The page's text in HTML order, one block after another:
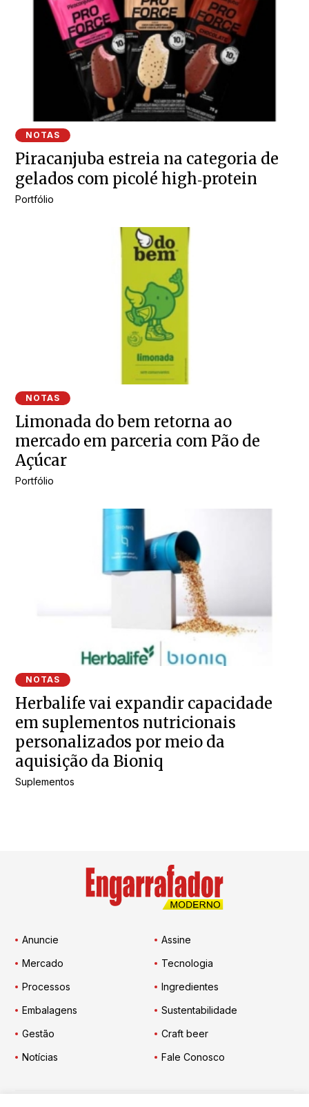
NOTAS
Piracanjuba estreia na categoria de
gelados com picolé high‑protein
Portfólio
NOTAS
Limonada do bem retorna ao
mercado em parceria com Pão de
Açúcar
Portfólio
NOTAS
Herbalife vai expandir capacidade
em suplementos nutricionais
personalizados por meio da
aquisição da Bioniq
Suplementos
Anuncie
Assine
Mercado
Tecnologia
Processos
Ingredientes
Embalagens
Sustentabilidade
Gestão
Craft beer
Notícias
Fale Conosco